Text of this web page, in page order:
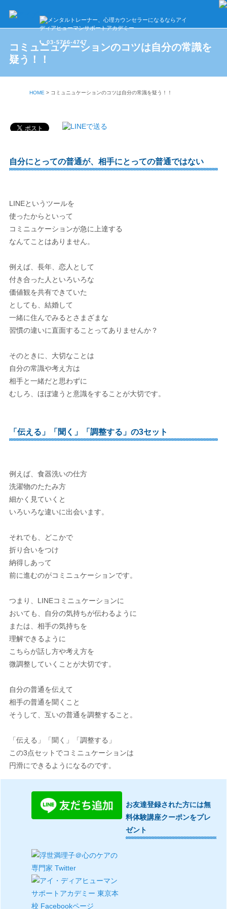
03-5766-4747
コミュニュケーションのコツは自分の常識を
疑う！！
HOME > コミュニュケーションのコツは自分の常識を疑う！！
自分にとっての普通が、相手にとっての普通ではない
LINEというツールを
使ったからといって
コミニュケーションが急に上達する
なんてことはありません。
例えば、長年、恋人として
付き合った人といろいろな
価値観を共有できていた
としても、結婚して
一緒に住んでみるとさまざまな
習慣の違いに直面することってありませんか？
そのときに、大切なことは
自分の常識や考え方は
相手と一緒だと思わずに
むしろ、ほぼ違うと意識をすることが大切です。
「伝える」「聞く」「調整する」の3セット
例えば、食器洗いの仕方
洗濯物のたたみ方
細かく見ていくと
いろいろな違いに出会います。
それでも、どこかで
折り合いをつけ
納得しあって
前に進むのがコミニュケーションです。
つまり、LINEコミニュケーションに
おいても、自分の気持ちが伝わるように
または、相手の気持ちを
理解できるように
こちらが話し方や考え方を
微調整していくことが大切です。
自分の普通を伝えて
相手の普通を聞くこと
そうして、互いの普通を調整すること。
「伝える」「聞く」「調整する」
この3点セットでコミニュケーションは
円滑にできるようになるのです。
お友達登録された方には無
料体験講座クーポンをプレ
ゼント